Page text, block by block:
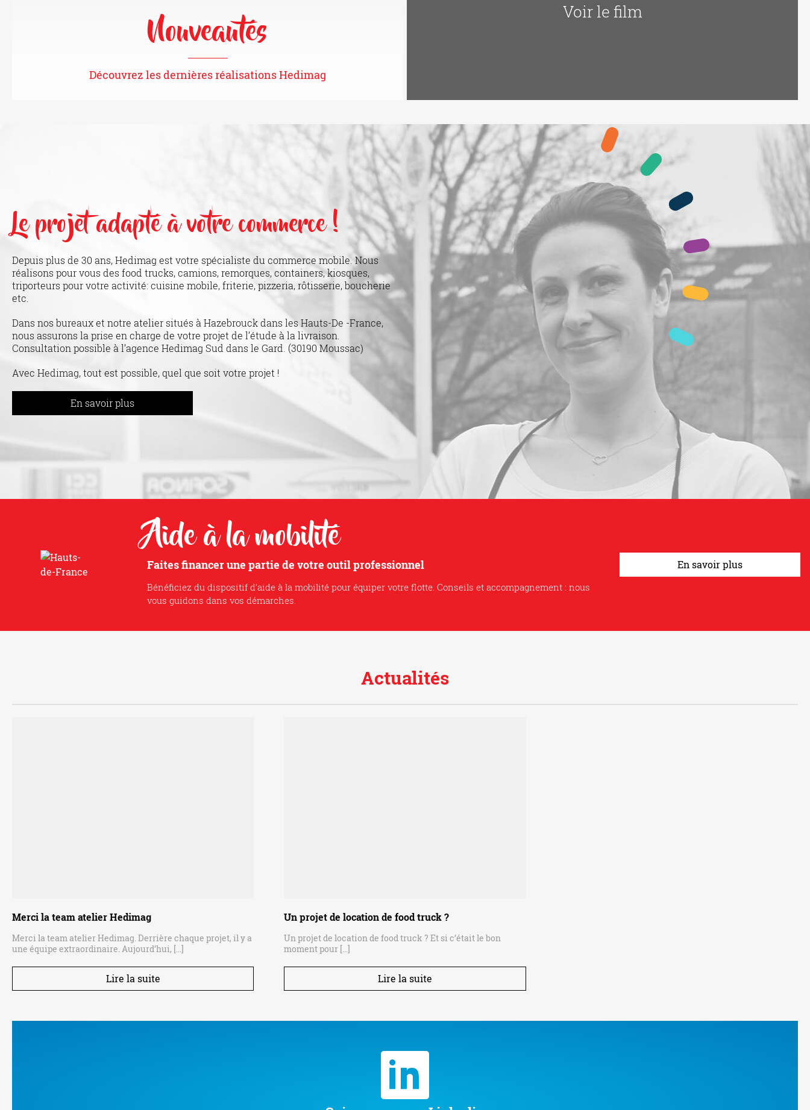
Nouveautés
Découvrez les dernières réalisations Hedimag
Voir le film
Le projet adapté à votre commerce !
Depuis plus de 30 ans, Hedimag est votre spécialiste du commerce mobile. Nous
réalisons pour vous des food trucks, camions, remorques, containers, kiosques,
triporteurs pour votre activité: cuisine mobile, friterie, pizzeria, rôtisserie, boucherie
etc.
Dans nos bureaux et notre atelier situés à Hazebrouck dans les Hauts-De -France,
nous assurons la prise en charge de votre projet de l’étude à la livraison.
Consultation possible à l’agence Hedimag Sud dans le Gard. (30190 Moussac)
Avec Hedimag, tout est possible, quel que soit votre projet !
En savoir plus
Aide à la mobilité
Faites financer une partie de votre outil professionnel
Bénéficiez du dispositif d’aide à la mobilité pour équiper votre flotte. Conseils et accompagnement : nous
vous guidons dans vos démarches.
En savoir plus
Actualités
Merci la team atelier Hedimag
Merci la team atelier Hedimag. Derrière chaque projet, il y a
une équipe extraordinaire. Aujourd’hui, […]
Lire la suite
Un projet de location de food truck ?
Un projet de location de food truck ? Et si c’était le bon
moment pour […]
Lire la suite